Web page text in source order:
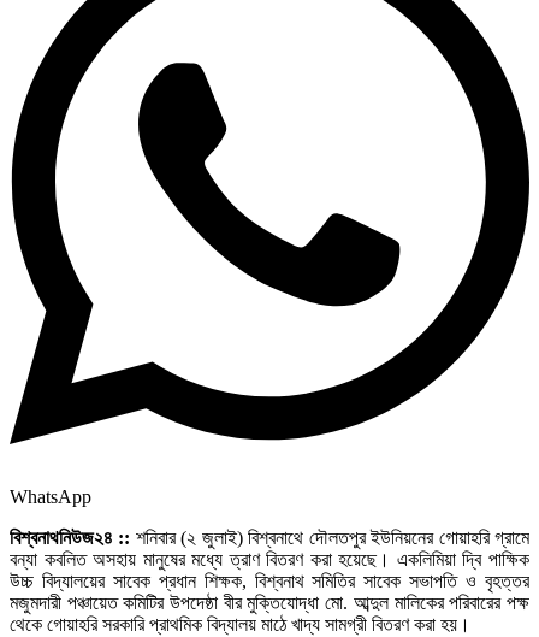
WhatsApp
বিশ্বনাথনিউজ২৪ :: শনিবার (২ জুলাই) বিশ্বনাথে দৌলতপুর ইউনিয়নের গোয়াহরি গ্রামে
বন্যা কবলিত অসহায় মানুষের মধ্যে ত্রাণ বিতরণ করা হয়েছে। একলিমিয়া দ্বি পাক্ষিক
উচ্চ বিদ্যালয়ের সাবেক প্রধান শিক্ষক, বিশ্বনাথ সমিতির সাবেক সভাপতি ও বৃহত্তর
মজুমদারী পঞ্চায়েত কমিটির উপদেষ্ঠা বীর মুক্তিযোদ্ধা মো. আব্দুল মালিকের পরিবারের পক্ষ
থেকে গোয়াহরি সরকারি প্রাথমিক বিদ্যালয় মাঠে খাদ্য সামগ্রী বিতরণ করা হয়।